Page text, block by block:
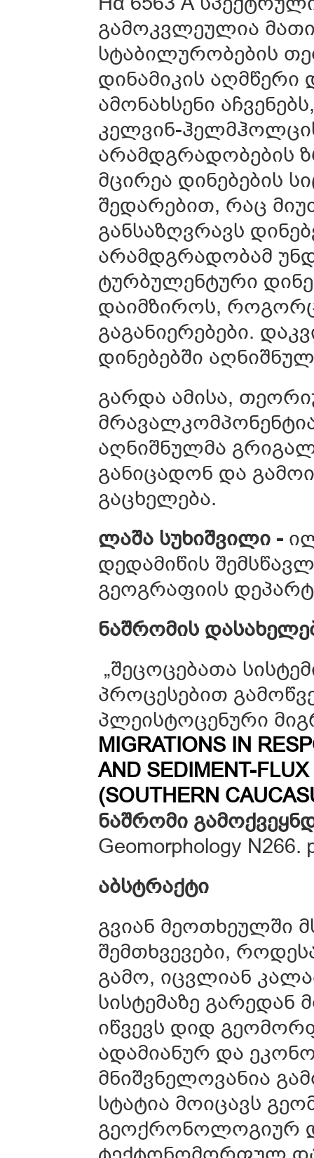
გამოკვლეულია
სტაბილურობების
დინამიკის
ამონახსენი
კელვინ-
არამდგრადობების
მცირეა დინებების
შედარებით, რაც
განსაზღვრავს
არამდგრადობამ
ტურბულენტური
დაიმზიროს,
გაგანიერებები.
დინებებში
გარდა ამისა,
აღნიშნულმა
განიცადონ და
გაცხელება.
ლაშა სუხიშვილი -
დედამიწის
გეოგრაფიის
ნაშრომის
„შეცოცებათა
პროცესებით
პლეისტოცენური
MIGRATIONS IN
AND SEDIMENT-
(SOUTHERN
ნაშრომი
Geomorphology N266.
აბსტრაქტი
გვიან მეოთხეულში
შემთხვევები,
გამო, იცვლიან
სისტემაზე გარედან
იწვევს დიდ
ადამიანურ და
მნიშვნელოვანია
სტატია მოიცავს
გეოქრონოლოგიურ